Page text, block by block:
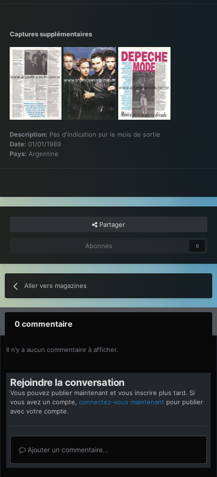
Captures supplémentaires
Description: Pas d'indication sur le mois de sortie
Date: 01/01/1989
Pays: Argentine
Partager
Abonnés 0
Aller vers magazines
0 commentaire
Il n’y a aucun commentaire à afficher.
Rejoindre la conversation
Vous pouvez publier maintenant et vous inscrire plus tard. Si
vous avez un compte, connectez-vous maintenant pour publier
avec votre compte.
Ajouter un commentaire…